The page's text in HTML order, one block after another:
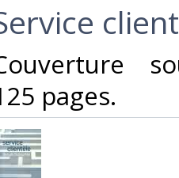
pages.‎